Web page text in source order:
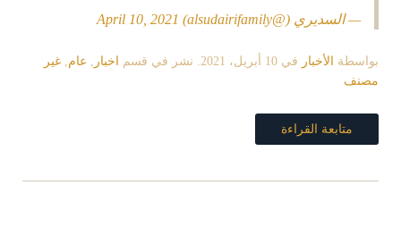
— السديري (@alsudairifamily) April 10, 2021
بواسطة الأخبار في 10 أبريل، 2021 . نشر في قسم اخبار عام غير
مصنف
متابعة القراءة